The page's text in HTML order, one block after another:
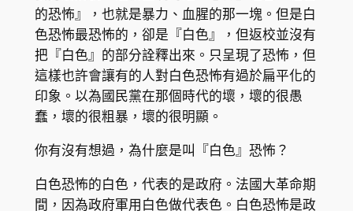
的恐怖』，也就是暴力、血腥的那一塊。但是白
色恐怖最恐怖的，卻是『白色』，但返校並沒有
把『白色』的部分詮釋出來。只呈現了恐怖，但
這樣也許會讓有的人對白色恐怖有過於扁平化的
印象。以為國民黨在那個時代的壞，壞的很愚
蠢，壞的很粗暴，壞的很明顯。
你有沒有想過，為什麼是叫『白色』恐怖？
白色恐怖的白色，代表的是政府。法國大革命期
間，因為政府軍用白色做代表色。白色恐怖是政